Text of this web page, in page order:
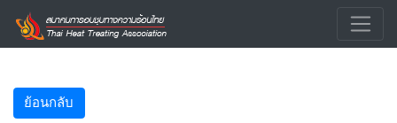
ย้อนกลับ